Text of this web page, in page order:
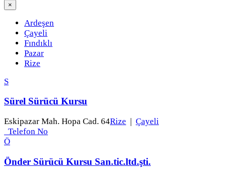
×
Ardeşen
Çayeli
Fındıklı
Pazar
Rize
S
Sürel Sürücü Kursu
Eskipazar Mah. Hopa Cad. 64Rize | Çayeli
Telefon No
Ö
Önder Sürücü Kursu San.tic.ltd.şti.